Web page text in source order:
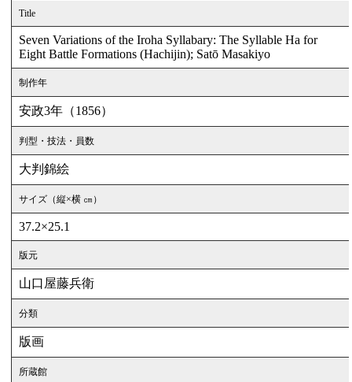
Title
Seven Variations of the Iroha Syllabary: The Syllable Ha for
Eight Battle Formations (Hachijin); Satō Masakiyo
制作年
安政3年（1856）
判型・技法・員数
大判錦絵
サイズ（縦×横 ㎝）
37.2×25.1
版元
山口屋藤兵衛
分類
版画
所蔵館